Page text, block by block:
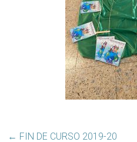
← FIN DE CURSO 2019-20